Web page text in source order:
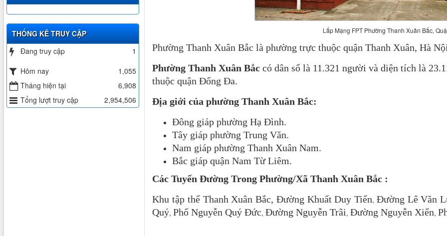
Lắp Mạng FPT Phường Thanh Xuân Bắc,
Phường Thanh Xuân Bắc là phường trực thuộc quận Thanh Xuân, Hà
Phường Thanh Xuân Bắc có dân số là 11.321 người và diện tích là
thuộc quận Đống Đa.
Địa giới của phường Thanh Xuân Bắc:
Đông giáp phường Hạ Đình.
Tây giáp phường Trung Văn.
Nam giáp phường Thanh Xuân Nam.
Bắc giáp quận Nam Từ Liêm.
Các Tuyến Đường Trong Phường/Xã Thanh Xuân Bắc :
Khu tập thể Thanh Xuân Bắc, Đường Khuất Duy Tiến, Đường Lê Văn
Quý,Phố Nguyễn Quý Đức,Đường Nguyễn Trãi,Đường Nguyễn Xiển,
THỐNG KÊ TRUY CẬP
Đang truy cập
1
Hôm nay
1,055
Tháng hiện tại
6,908
Tổng lượt truy cập
2,954,506